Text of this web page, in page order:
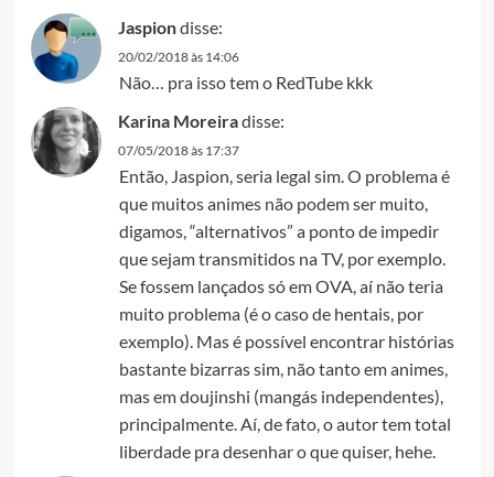
Jaspiondisse:
20/02/2018 às 14:06
Não… pra isso tem o RedTube kkk
Karina Moreiradisse:
07/05/2018 às 17:37
Então, Jaspion, seria legal sim. O problema é
que muitos animes não podem ser muito,
digamos, “alternativos” a ponto de impedir
que sejam transmitidos na TV, por exemplo.
Se fossem lançados só em OVA, aí não teria
muito problema (é o caso de hentais, por
exemplo). Mas é possível encontrar histórias
bastante bizarras sim, não tanto em animes,
mas em doujinshi (mangás independentes),
principalmente. Aí, de fato, o autor tem total
liberdade pra desenhar o que quiser, hehe.